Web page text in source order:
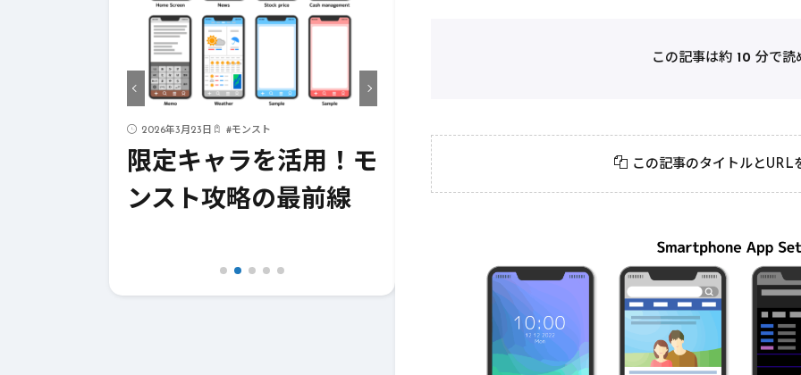
2026年3月23日 #モンスト
限定キャラを活用！モ
ンスト攻略の最前線
モンスト攻略に役立
つ！おすすめパーティ
絶対に知っ
モンスト攻
ク10選
この記事は約 10 分で読
この記事のタイトルとURL